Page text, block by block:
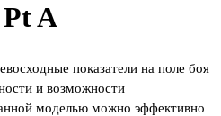
A
показатели на поле боя
и возможности
моделью можно эффективно